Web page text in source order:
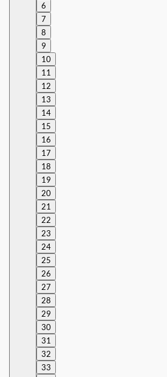
6
7
8
9
10
11
12
13
14
15
16
17
18
19
20
21
22
23
24
25
26
27
28
29
30
31
32
33